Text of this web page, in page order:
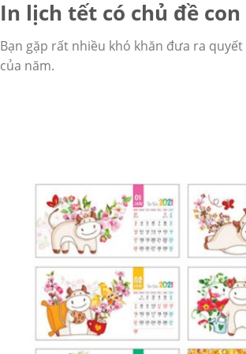
In lịch tết có chủ đề
Bạn gặp rất nhiều khó khăn đưa ra
của năm.